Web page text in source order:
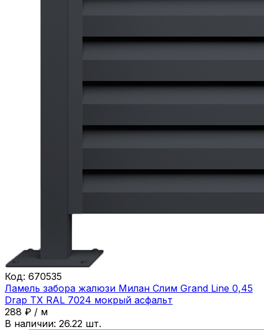
Код: 670535
Ламель забора жалюзи Милан Слим Grand Line 0,45
Drap ТХ RAL 7024 мокрый асфальт
288 ₽ / м
В наличии: 26.22 шт.